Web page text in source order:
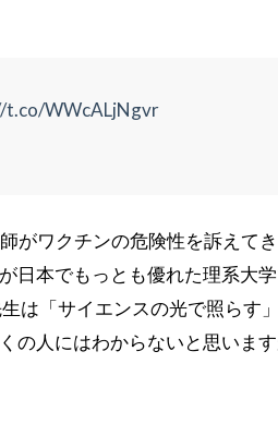
t.co/WWcALjNgvr
がワクチンの危険性を訴えて
日本でもっとも優れた理系大
は「サイエンスの光で照らす
の人にはわからないと思いま